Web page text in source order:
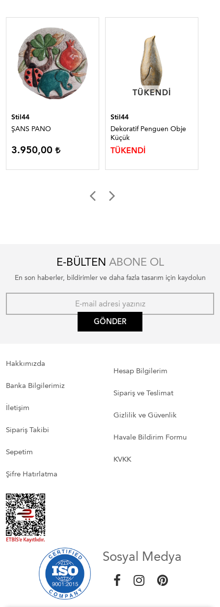
Stil44
ŞANS PANO
3.950,00
TÜKENDI
TÜKENDI
Stil44
Dekoratif Penguen Obje
Küçük
TÜKENDİ
E-BÜLTEN ABONE OL
En son haberler, bildirimler ve daha fazla tasarım için kaydolun
GÖNDER
Hakkımızda
Banka Bilgilerimiz
İletişim
Sipariş Takibi
Sepetim
Şifre Hatırlatma
Hesap Bilgilerim
Sipariş ve Teslimat
Gizlilik ve Güvenlik
Havale Bildirim Formu
KVKK
Sosyal Medya